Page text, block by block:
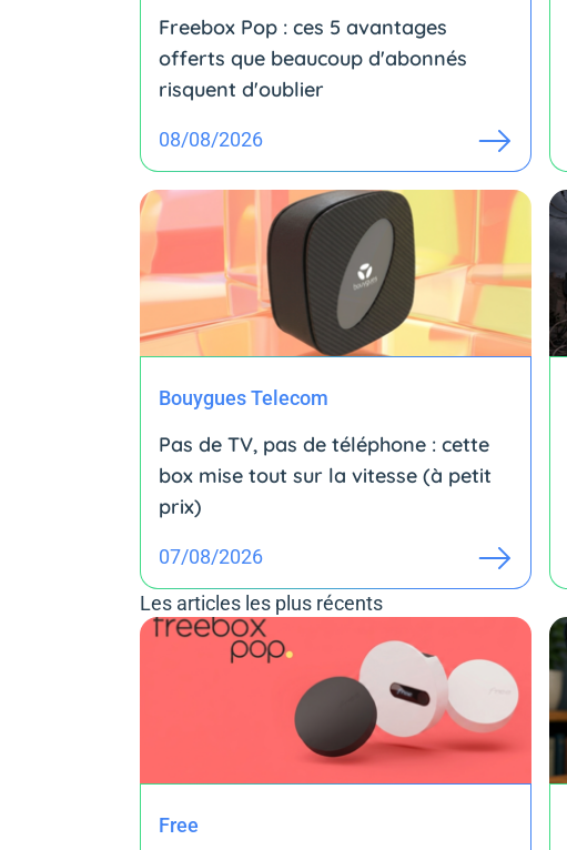
Freebox Pop : ces 5 avantages
offerts que beaucoup d'abonnés
risquent d'oublier
08/08/2026
Bouygues Telecom
Pas de TV, pas de téléphone : cette
box mise tout sur la vitesse (à petit
prix)
07/08/2026
Les articles les plus récents
Free